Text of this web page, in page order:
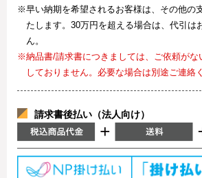
※早い納期を希望されるお客様は、その他の
たします。30万円を超える場合は、代引は
ん。
※納品書/請求書につきましては、ご依頼がな
しておりません。必要な場合は別途ご連絡
請求書後払い（法人向け）